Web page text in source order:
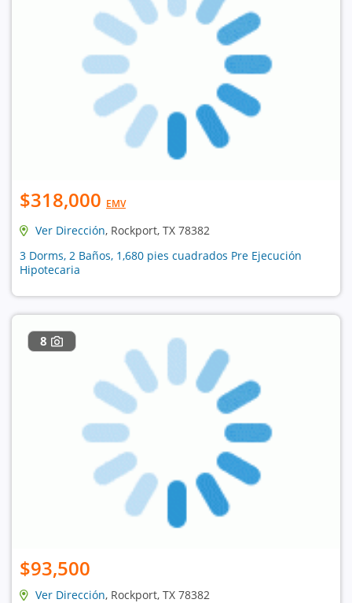
$318,000 EMV
Ver Dirección, Rockport, TX 78382
3 Dorms, 2 Baños, 1,680 pies cuadrados Pre Ejecución
Hipotecaria
8
$93,500
Ver Dirección, Rockport, TX 78382